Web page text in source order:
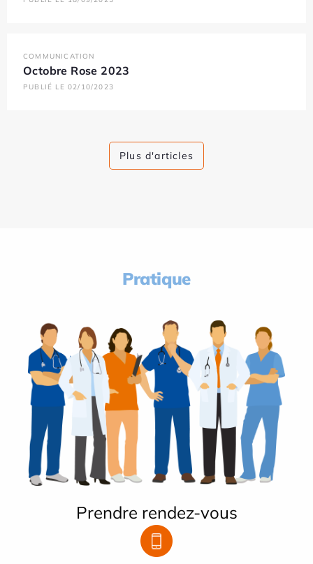
COMMUNICATION
Octobre Rose 2023
PUBLIÉ LE 02/10/2023
Plus d'articles
Pratique
Prendre rendez-vous